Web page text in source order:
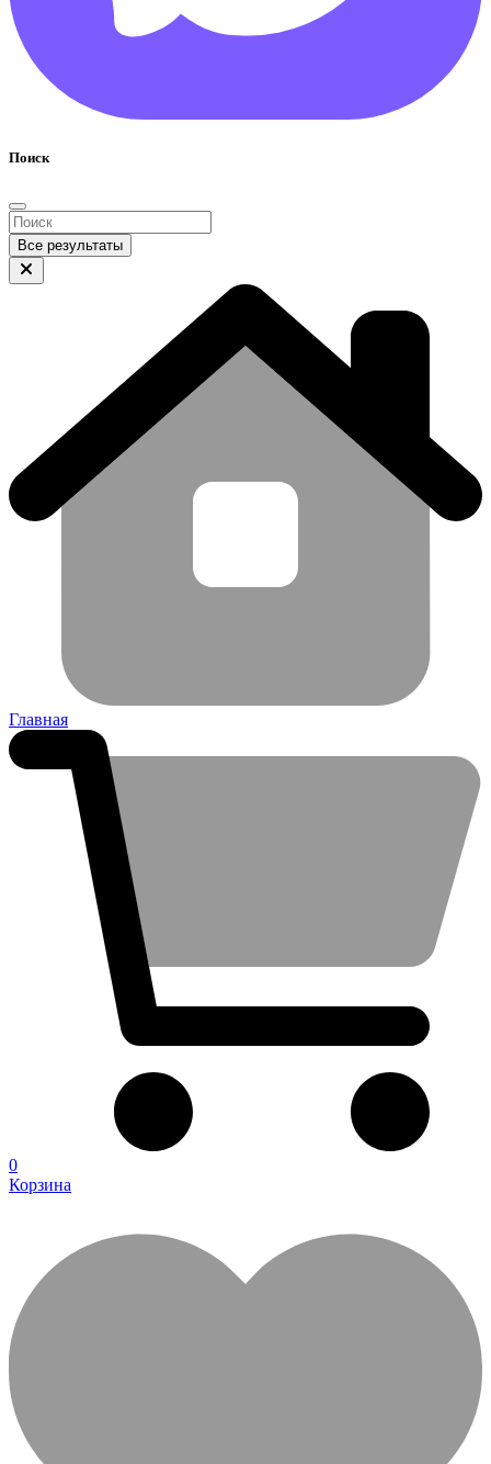
Поиск
Все результаты
Главная
0
Корзина